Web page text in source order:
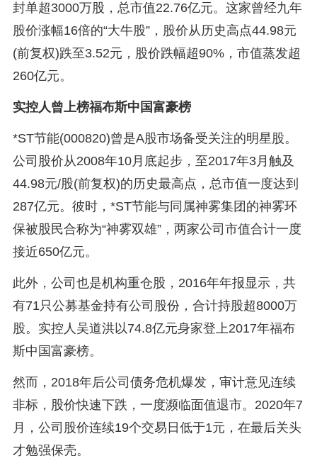
封单超3000万股，总市值22.76亿元。这家曾经九年
股价涨幅16倍的“大牛股”，股价从历史高点44.98元
(前复权)跌至3.52元，股价跌幅超90%，市值蒸发超
260亿元。
实控人曾上榜福布斯中国富豪榜
*ST节能(000820)曾是A股市场备受关注的明星股。
公司股价从2008年10月底起步，至2017年3月触及
44.98元/股(前复权)的历史最高点，总市值一度达到
287亿元。彼时，*ST节能与同属神雾集团的神雾环
保被股民合称为“神雾双雄”，两家公司市值合计一度
接近650亿元。
此外，公司也是机构重仓股，2016年年报显示，共
有71只公募基金持有公司股份，合计持股超8000万
股。实控人吴道洪以74.8亿元身家登上2017年福布
斯中国富豪榜。
然而，2018年后公司债务危机爆发，审计意见连续
非标，股价快速下跌，一度濒临面值退市。2020年7
月，公司股价连续19个交易日低于1元，在最后关头
才勉强保壳。